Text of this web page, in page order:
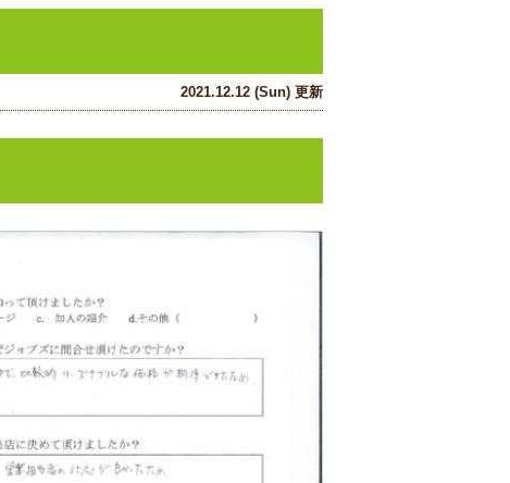
2021.12.12 (Sun) 更新